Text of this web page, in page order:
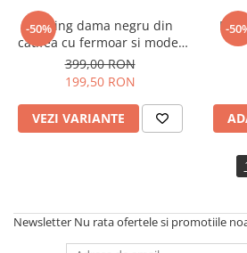
-50%
Trening dama negru din
catifea cu fermoar si model
pe jacheta
399,00 RON
199,50 RON
VEZI VARIANTE
-
Newsletter Nu rata ofertele si promotiile